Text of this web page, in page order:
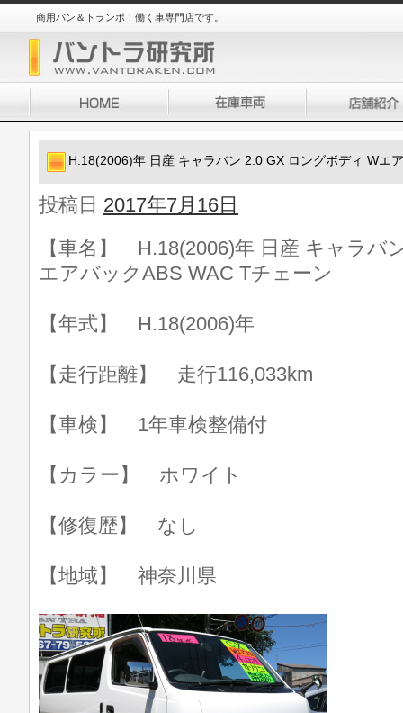
商用バン＆トランポ！働く車専門店です。
H.18(2006)年 日産 キャラバン 2.0 GX ロングボディ Wエ
投稿日 2017年7月16日
【車名】 H.18(2006)年 日産 キャラバ
エアバックABS WAC Tチェーン
【年式】 H.18(2006)年
【走行距離】 走行116,033km
【車検】 1年車検整備付
【カラー】 ホワイト
【修復歴】 なし
【地域】 神奈川県